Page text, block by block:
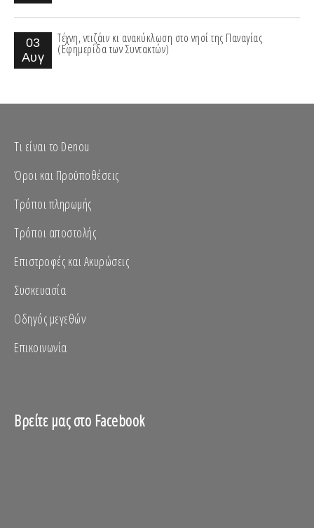
03
Αυγ
Τέχνη, ντιζάιν κι ανακύκλωση στο νησί της Παναγίας
(Εφημερίδα των Συντακτών)
Τι είναι το Denou
Όροι και Προϋποθέσεις
Τρόποι πληρωμής
Τρόποι αποστολής
Επιστροφές και Ακυρώσεις
Συσκευασία
Οδηγός μεγεθών
Επικοινωνία
Βρείτε μας στο Facebook